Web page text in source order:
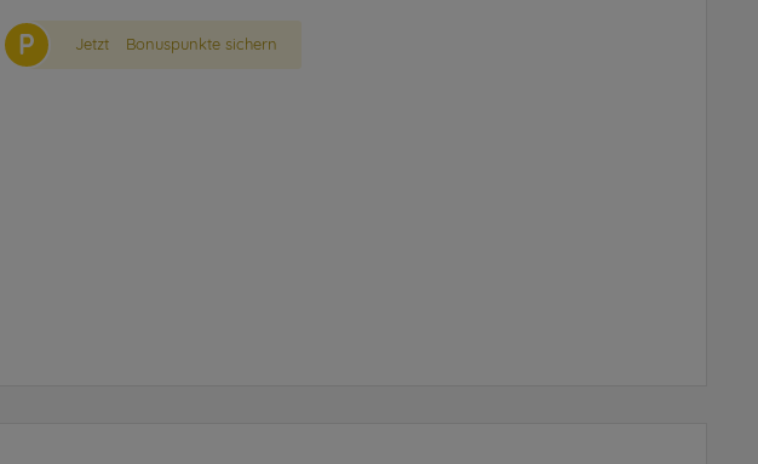
P Jetzt Bonuspunkte sichern